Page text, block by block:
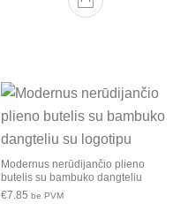
Modernus nerūdijančio plieno
butelis su bambuko dangteliu
€7.85 be PVM